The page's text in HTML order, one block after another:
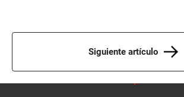
Siguiente artículo